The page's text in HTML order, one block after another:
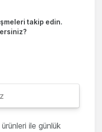
takip edin.
ile günlük